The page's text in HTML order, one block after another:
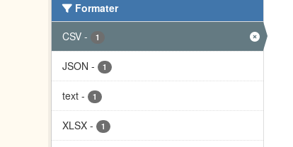
Formater
CSV - 1
JSON - 1
text - 1
XLSX - 1